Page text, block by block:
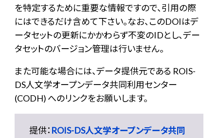
を特定するために重要な情報ですので、引用の際
にはできるだけ含めて下さい。なお、このDOIはデ
ータセットの更新にかかわらず不変のIDとし、デー
タセットのバージョン管理は行いません。
また可能な場合には、データ提供元である ROIS-
DS人文学オープンデータ共同利用センター
(CODH) へのリンクをお願いします。
提供： ROIS-DS人文学オープンデータ共同